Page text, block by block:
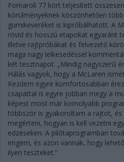
Fornaroli 77 kört teljesített
körülményeknek köszönhetően
gumikeveréket is kipróbálhatott. A
rövid és hosszú etapokat egyaránt
illetve rajtpróbákat és felvezető
maga nagy lelkesedéssel
két tesztnapot. „Mindig nagyszerű
Hálás vagyok, hogy a McLaren
Kezdem egyre komfortosabban
csapattal is egyre jobban megy a
képest most már komolyabb
többször is gyakoroltam a rajtot, és
megérteni, hogyan is kell vezetni
edzéseken. A pilótaprogramban
engem, és azon vannak, hogy
ilyen teszteket.”